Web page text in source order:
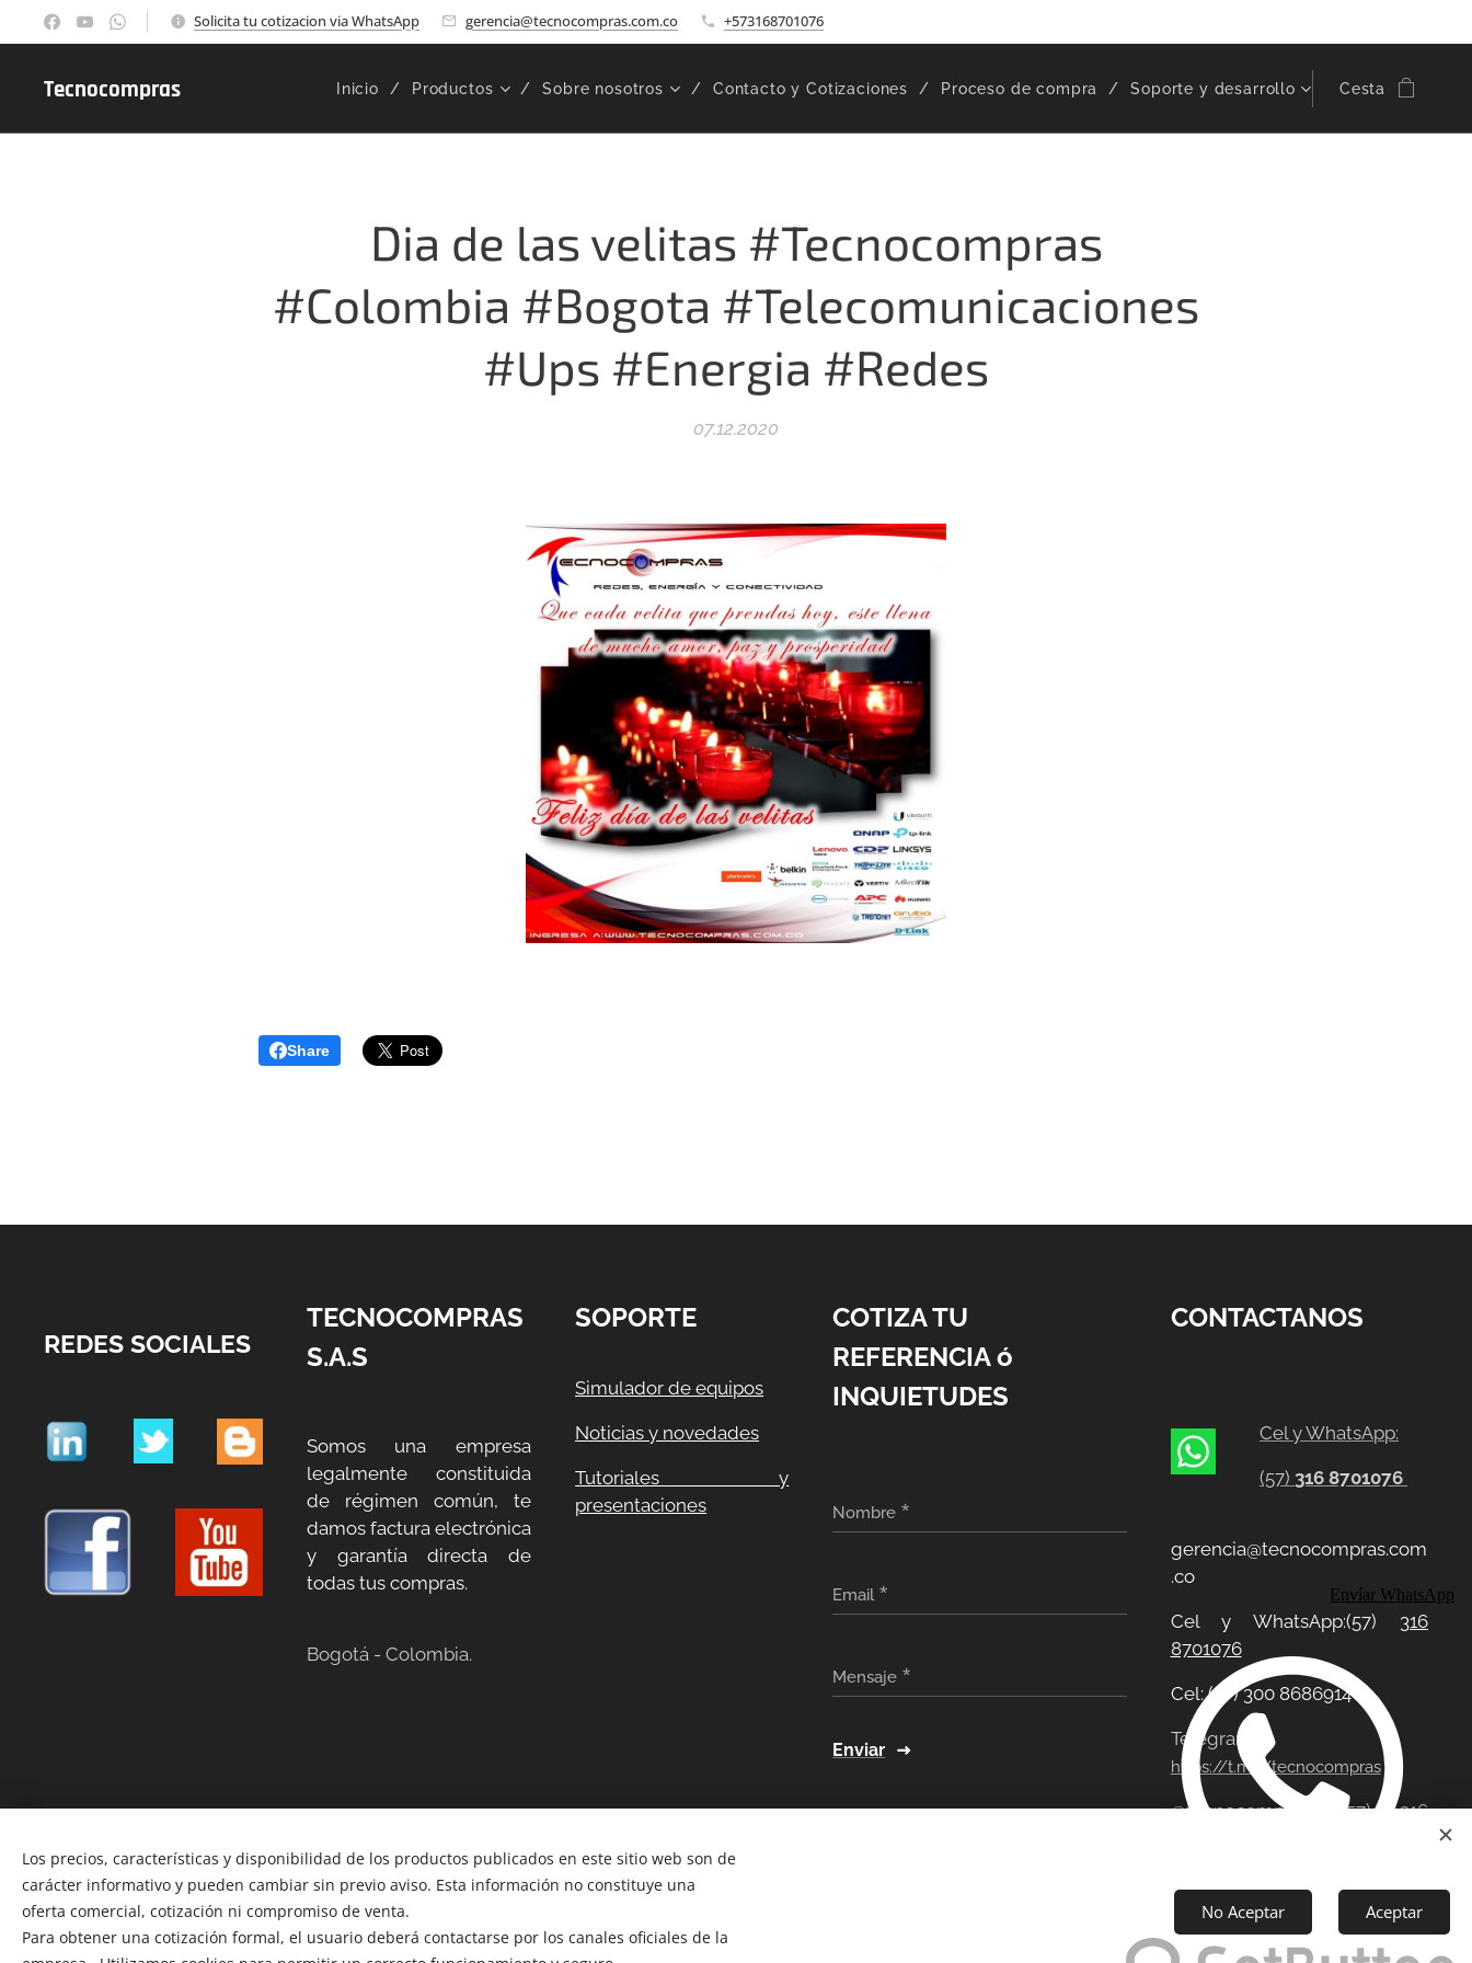
Solicita tu cotizacion via WhatsApp gerencia@tecnocompras.com.co +573168701076
Tecnocompras Inicio Productos Sobre nosotros Contacto y Cotizaciones Proceso de compra Soporte y desarrollo Cesta
Dia de las velitas #Tecnocompras
#Colombia #Bogota #Telecomunicaciones
#Ups #Energia #Redes
07.12.2020
Share
REDES SOCIALES
TECNOCOMPRAS
S.A.S
Somos una empresa
legalmente constituida
de régimen común, te
damos factura electrónica
y garantía directa de
todas tus compras.
Bogotá - Colombia.
SOPORTE
Simulador de equipos
Noticias y novedades
Tutoriales y
presentaciones
COTIZA TU
REFERENCIA ó
INQUIETUDES
Nombre
Email
Mensaje
Enviar
CONTACTANOS
Cel y WhatsApp:
(57) 316 8701076
gerencia@tecnocompras.com
.co
Cel y WhatsApp:(57) 316
8701076
Cel: (57) 300 8686914
Telegram:
https://t.me/tecnocompras
@tecnocompras;
(57) 316
Los precios, características y disponibilidad de los productos publicados en este sitio web son de
carácter informativo y pueden cambiar sin previo aviso. Esta información no constituye una
oferta comercial, cotización ni compromiso de venta.
Para obtener una cotización formal, el usuario deberá contactarse por los canales oficiales de la
No Aceptar Aceptar
Envíar WhatsApp